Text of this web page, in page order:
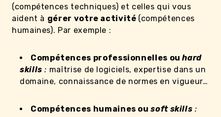
(compétences techniques) et celles qui vous
aident à gérer votre activité (compétences
humaines). Par exemple :
Compétences professionnelles ouhard
skills : maîtrise de logiciels, expertise dans un
domaine, connaissance de normes en vigueur…
Compétences humaines ousoft skills :